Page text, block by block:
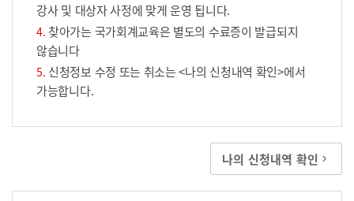
강사 및 대상자 사정에 맞게 운영 됩니다.
찾아가는 국가회계교육은 별도의 수료증이 발급되지
않습니다
신청정보 수정 또는 취소는 <나의 신청내역 확인>에서
가능합니다.
나의 신청내역 확인